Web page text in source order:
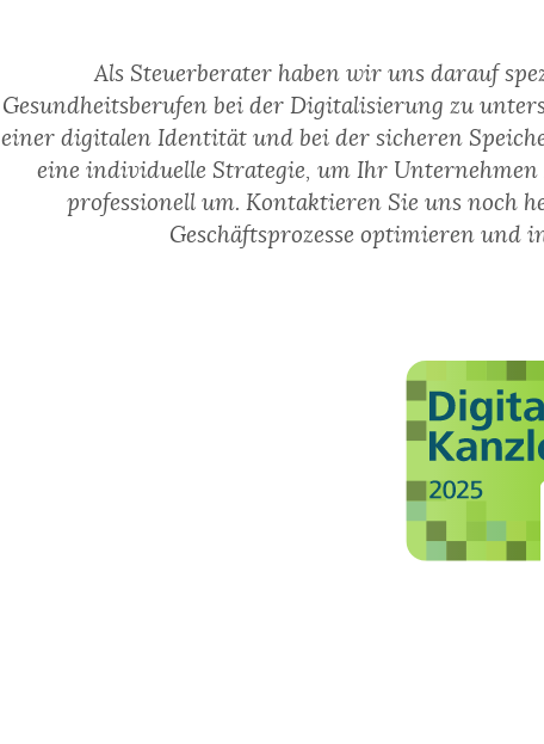
Als Steuerberater haben wir uns darauf
Gesundheitsberufen bei der Digitalisierung zu
einer digitalen Identität und bei der sicheren
eine individuelle Strategie, um Ihr Unternehmen
professionell um. Kontaktieren Sie uns noch
Geschäftsprozesse optimieren und